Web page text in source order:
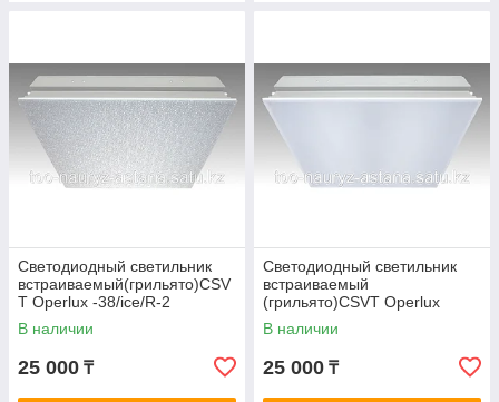
Светодиодный светильник
встраиваемый(грильято)CSV
T Operlux -38/ice/R-2
В наличии
25 000 ₸
Светодиодный светильник
встраиваемый
(грильято)CSVT Operlux
-44/opal/R-2
В наличии
25 000 ₸